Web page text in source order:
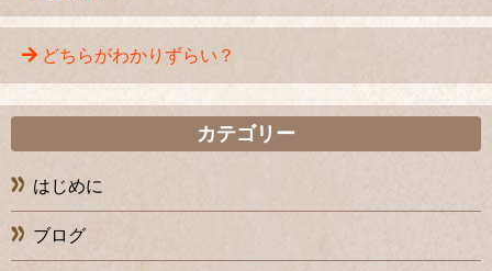
どちらがわかりずらい？
カテゴリー
はじめに
ブログ